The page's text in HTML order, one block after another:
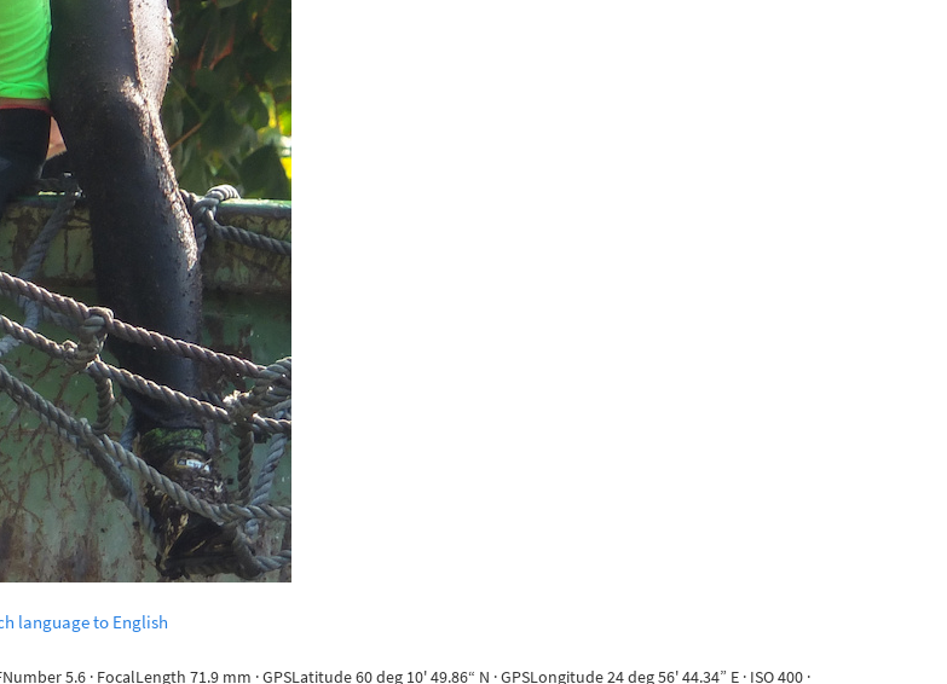
language to English
5.6 · FocalLength 71.9 mm · GPSLatitude 60 deg 10' 49.86“ N · GPSLongitude 24 deg 56' 44.34” E · ISO 400 ·